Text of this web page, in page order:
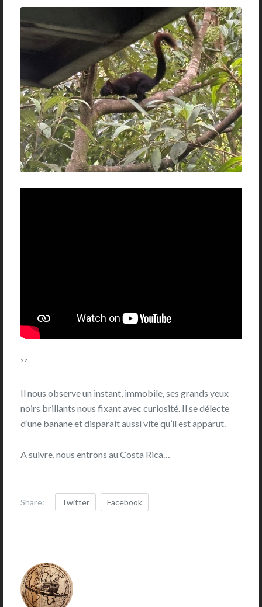
²²
Il nous observe un instant, immobile, ses grands yeux
noirs brillants nous fixant avec curiosité. Il se délecte
d’une banane et disparait aussi vite qu’il est apparut.
A suivre, nous entrons au Costa Rica…
Share: Twitter Facebook
Laurence
&
Manu's